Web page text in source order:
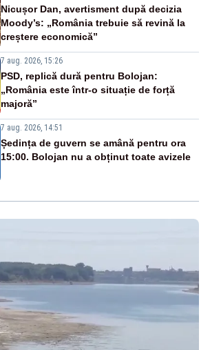
Nicușor Dan, avertisment după decizia
Moody’s: „România trebuie să revină la
creștere economică”
7 aug. 2026, 15:26
PSD, replică dură pentru Bolojan:
„România este într-o situație de forță
majoră”
7 aug. 2026, 14:51
Ședința de guvern se amână pentru ora
15:00. Bolojan nu a obținut toate avizele